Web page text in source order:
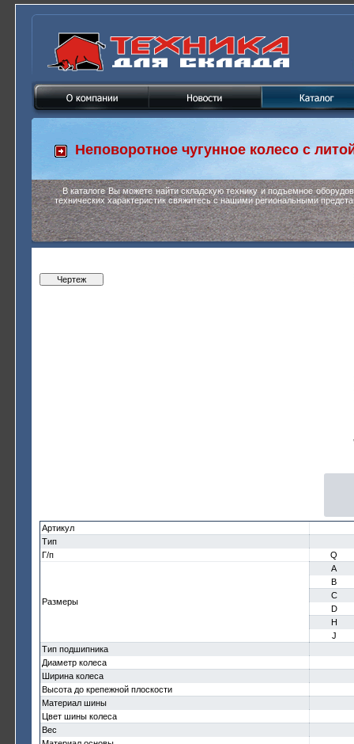
Неповоротное чугунное колесо с
В каталоге Вы можете найти складскую технику и подъемное
технических характеристик свяжитесь с нашими региональными
Чертеж
Артикул
Тип
Г/п
Q
Размеры
A
B
C
D
H
J
Тип подшипника
Диаметр колеса
Ширина колеса
Высота до крепежной плоскости
Материал шины
Цвет шины колеса
Вес